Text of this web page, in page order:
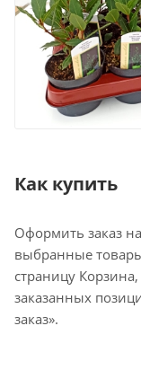
Как купить
Оформить заказ
выбранные
страницу
заказанных
заказ».